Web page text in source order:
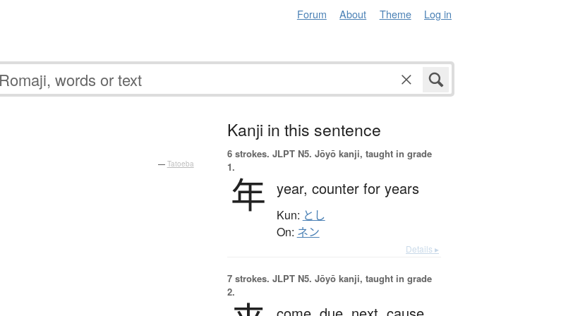
Forum About Theme Log in
— Tatoeba
Kanji in this sentence
6 strokes. JLPT N5. Jōyō kanji, taught in grade
1.
年 year, counter for years
Kun: とし
On: ネン
Details ▸
7 strokes. JLPT N5. Jōyō kanji, taught in grade
2.